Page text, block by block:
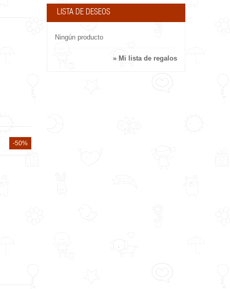
-50%
LISTA DE DESEOS
Ningún producto
» Mi lista de regalos